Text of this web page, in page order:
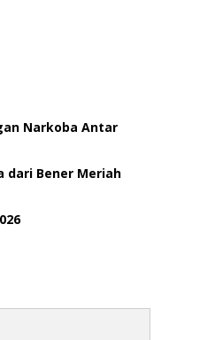
Narkoba Antar
dari Bener Meriah